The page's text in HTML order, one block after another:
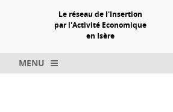
Le réseau de l'Insertion
par l'Activité Economique
en Isère
MENU